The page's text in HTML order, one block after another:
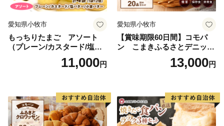
愛知県小牧市
もっちりたまご アソート
（プレーン/カスタード/塩バ
ター/小倉バター）11,000円
愛知県小牧市
【賞味期限60日間】コモパ
ン こまきふるさとデニッシ
ュセット（20個入り）／災害
用備蓄 保存食 非常食 防災グ
13,000円